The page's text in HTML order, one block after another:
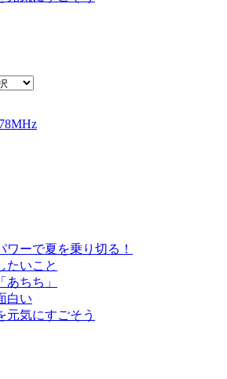
ワーで夏を乗り切る！
たいこと
あちち」
白い
元気にすごそう